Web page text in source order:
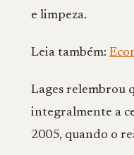
e limpeza.
Leia também:
Lages relembrou
integralmente a
2005, quando o